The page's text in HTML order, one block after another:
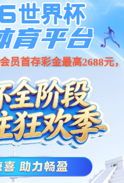
官方网
乐潮流
锻铜铸铜雕塑>
铜雕塑